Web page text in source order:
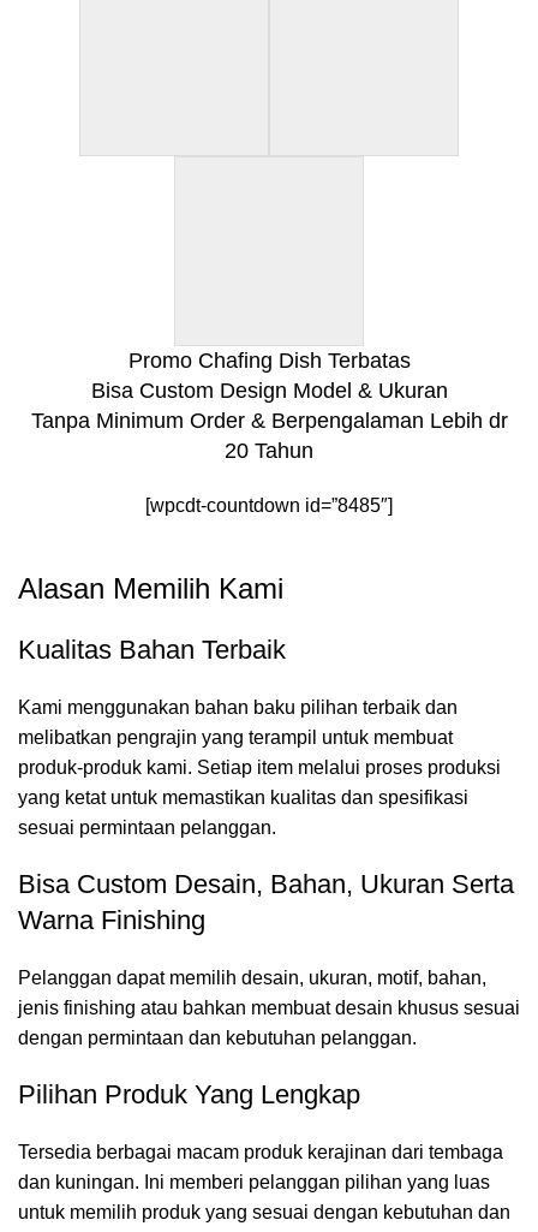
Promo Chafing Dish Terbatas
Bisa Custom Design Model & Ukuran
Tanpa Minimum Order & Berpengalaman Lebih dr
20 Tahun
[wpcdt-countdown id=”8485″]
Alasan Memilih Kami
Kualitas Bahan Terbaik
Kami menggunakan bahan baku pilihan terbaik dan
melibatkan pengrajin yang terampil untuk membuat
produk-produk kami. Setiap item melalui proses produksi
yang ketat untuk memastikan kualitas dan spesifikasi
sesuai permintaan pelanggan.
Bisa Custom Desain, Bahan, Ukuran Serta
Warna Finishing
Pelanggan dapat memilih desain, ukuran, motif, bahan,
jenis finishing atau bahkan membuat desain khusus sesuai
dengan permintaan dan kebutuhan pelanggan.
Pilihan Produk Yang Lengkap
Tersedia berbagai macam produk kerajinan dari tembaga
dan kuningan. Ini memberi pelanggan pilihan yang luas
untuk memilih produk yang sesuai dengan kebutuhan dan